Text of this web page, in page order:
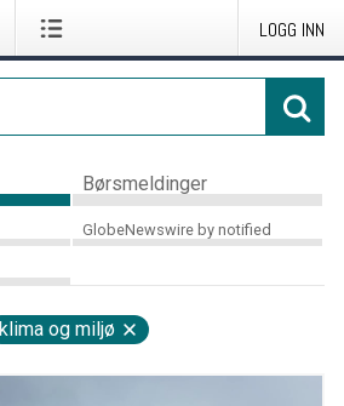
LOGG INN
Børsmeldinger
GlobeNewswire by notified
klima og miljø